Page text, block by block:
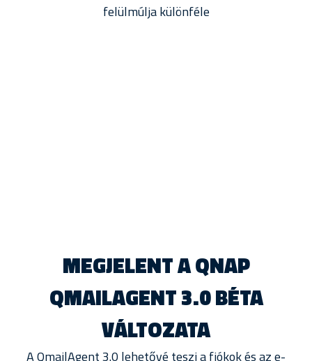
felülmúlja különféle
MEGJELENT A QNAP
QMAILAGENT 3.0 BÉTA
VÁLTOZATA
A QmailAgent 3.0 lehetővé teszi a fiókok és az e-